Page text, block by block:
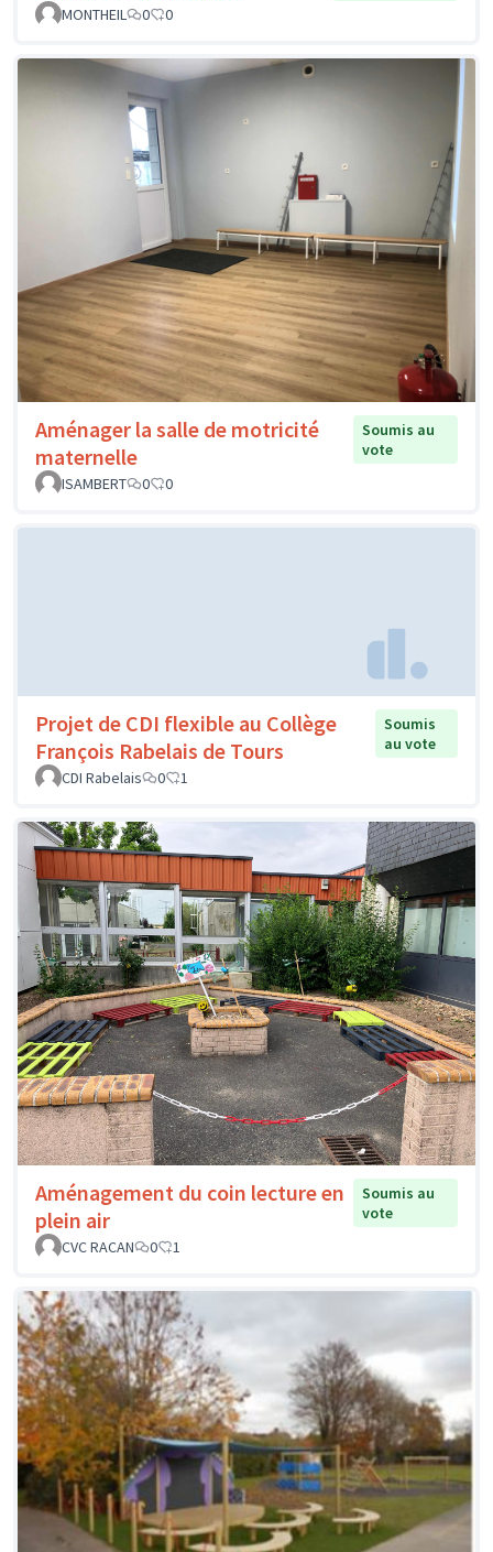
MONTHEIL
0 0
Aménager la salle de motricité
maternelle
Soumis au
vote
ISAMBERT
0 0
Projet de CDI flexible au Collège
François Rabelais de Tours
Soumis
au vote
CDI Rabelais
0 1
Aménagement du coin lecture en
plein air
Soumis au
vote
CVC RACAN
0 1